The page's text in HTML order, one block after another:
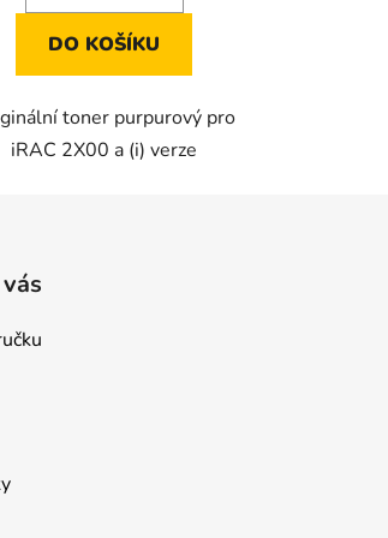
DO KOŠÍKU
toner purpurový pro
iRAC 2X00 a (i) verze